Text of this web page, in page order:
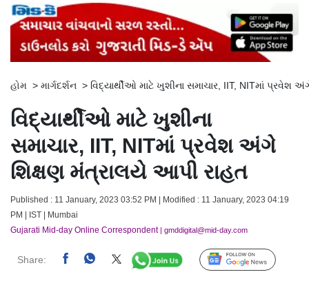
હોમ > માર્ગદર્શન > વિદ્યાર્થીઓ માટે ખુશીના સમાચાર, IIT, NITમાં પ્રવેશ
વિદ્યાર્થીઓ માટે ખુશીના
સમાચાર, IIT, NITમાં પ્રવેશ અંગે
શિક્ષણ મંત્રાલયે આપી રાહત
Published : 11 January, 2023 03:52 PM | Modified : 11 January, 2023 04:19
PM | IST | Mumbai
Gujarati Mid-day Online Correspondent| gmddigital@mid-day.com
Share: Follow Us